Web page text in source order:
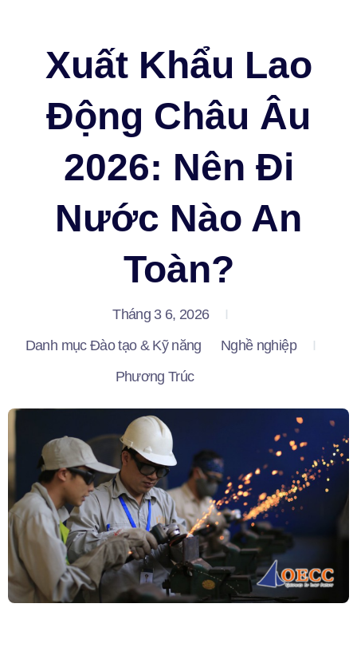
Xuất Khẩu Lao
Động Châu Âu
2026: Nên Đi
Nước Nào An
Toàn?
Tháng 3 6, 2026
Danh mục Đào tạo & Kỹ năng
Nghề nghiệp
Phương Trúc